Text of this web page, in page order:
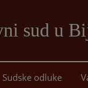
sud u
Sudske odluke